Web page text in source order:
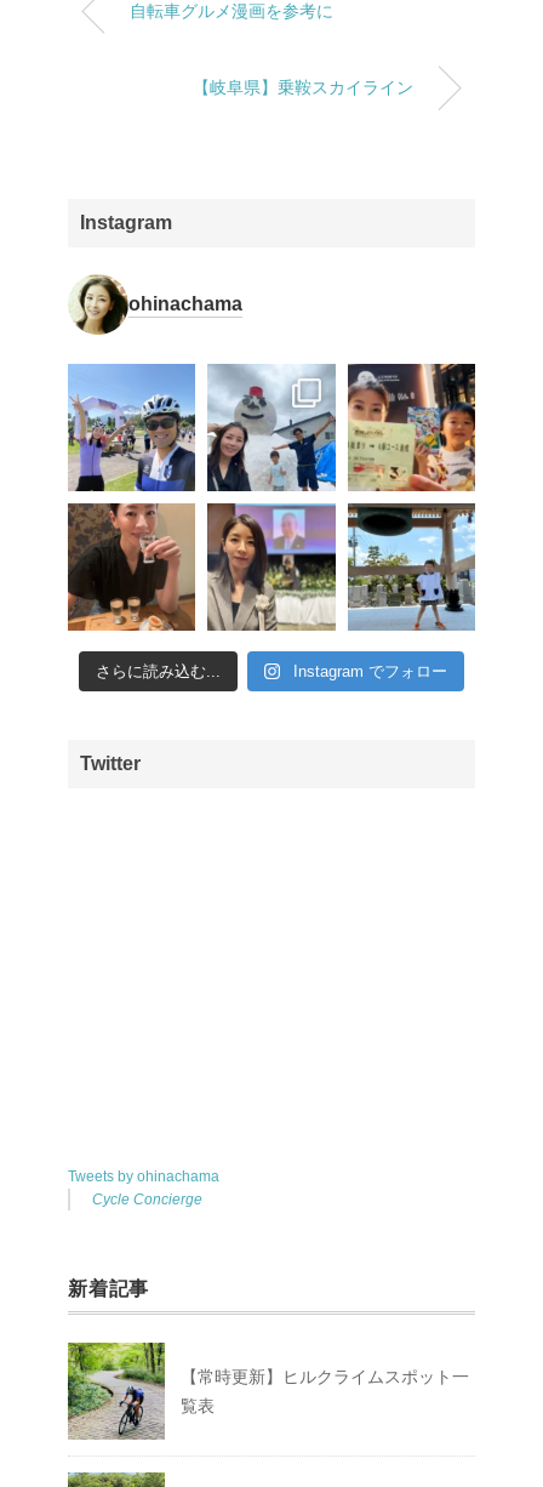
自転車グルメ漫画を参考に
【岐阜県】乗鞍スカイライン
Instagram
ohinachama
さらに読み込む... Instagram でフォロー
Twitter
Tweets by ohinachama
Cycle Concierge
新着記事
【常時更新】ヒルクライムスポット一
覧表